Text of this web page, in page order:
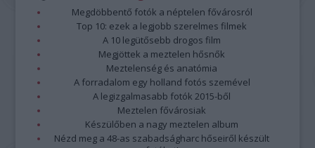
Megdöbbentő fotók a néptelen fővárosról
Top 10: ezek a legjobb szerelmes filmek
A 10 legütősebb drogos film
Megjöttek a meztelen hősnők
Meztelenség és anatómia
A forradalom egy holland fotós szemével
A legizgalmasabb fotók 2015-ből
Meztelen fővárosiak
Készülőben a nagy meztelen album
Nézd meg a 48-as szabadságharc hőseiről készült